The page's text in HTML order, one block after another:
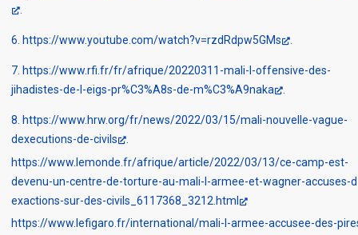
6 https://www.youtube.com/watch?v=rzdRdpw5GMs
7 https://www.rfi.fr/fr/afrique/20220311-mali-l-offensive-des-
jihadistes-de-l-eigs-pr%C3%A8s-de-m%C3%A9naka
8 https://www.hrw.org/fr/news/2022/03/15/mali-nouvelle-vague-
dexecutions-de-civils
https://www.lemonde.fr/afrique/article/2022/03/13/ce-camp-est-
devenu-un-centre-de-torture-au-mali-l-armee-et-wagner-accuses-
exactions-sur-des-civils_6117368_3212.html
https://www.lefigaro.fr/international/mali-l-armee-accusee-des-